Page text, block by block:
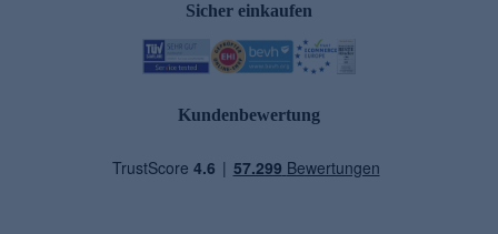
Sicher einkaufen
Kundenbewertung